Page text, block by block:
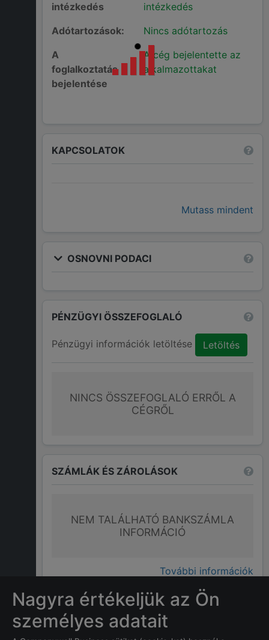
intézkedés
intézkedés
Adótartozások:
Nincs adótartozás
A
foglalkoztatás
bejelentése
A cég bejelentette az
alkalmazottakat
KAPCSOLATOK
Mutass mindent
OSNOVNI PODACI
PÉNZÜGYI ÖSSZEFOGLALÓ
Pénzügyi információk letöltése Letöltés
NINCS ÖSSZEFOGLALÓ ERRŐL A
CÉGRŐL
SZÁMLÁK ÉS ZÁROLÁSOK
NEM TALÁLHATÓ BANKSZÁMLA
INFORMÁCIÓ
További információk
GYAKRAN ISMÉTELT KÉRDÉSEK
Nagyra értékeljük az Ön
személyes adatait